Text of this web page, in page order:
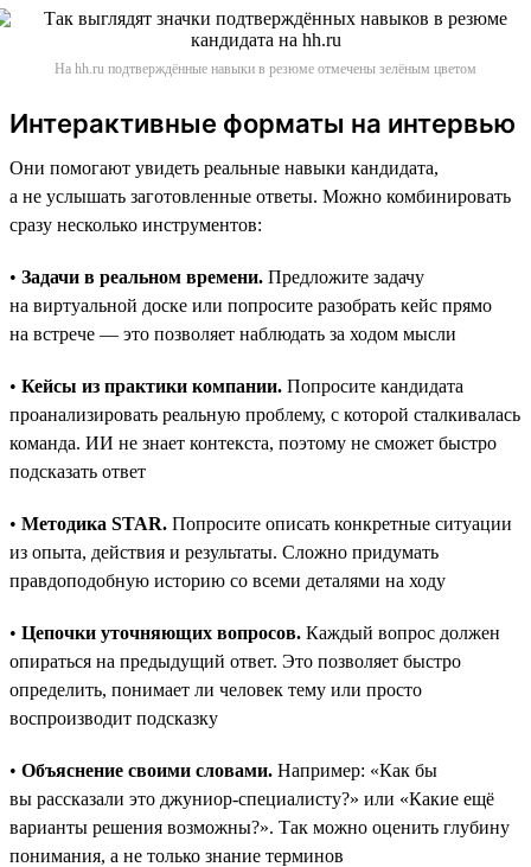
На hh.ru подтверждённые навыки в резюме отмечены зелёным цветом
Интерактивные форматы на интервью
Они помогают увидеть реальные навыки кандидата,
а не услышать заготовленные ответы. Можно комбинировать
сразу несколько инструментов:
• Задачи в реальном времени. Предложите задачу
на виртуальной доске или попросите разобрать кейс прямо
на встрече — это позволяет наблюдать за ходом мысли
• Кейсы из практики компании. Попросите кандидата
проанализировать реальную проблему, с которой сталкивалась
команда. ИИ не знает контекста, поэтому не сможет быстро
подсказать ответ
• Методика STAR. Попросите описать конкретные ситуации
из опыта, действия и результаты. Сложно придумать
правдоподобную историю со всеми деталями на ходу
• Цепочки уточняющих вопросов. Каждый вопрос должен
опираться на предыдущий ответ. Это позволяет быстро
определить, понимает ли человек тему или просто
воспроизводит подсказку
• Объяснение своими словами. Например: «Как бы
вы рассказали это джуниор-специалисту?» или «Какие ещё
варианты решения возможны?». Так можно оценить глубину
понимания, а не только знание терминов